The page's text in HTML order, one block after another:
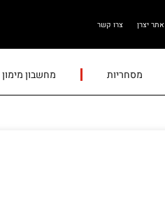
יצרן צרו קשר
מסחריות מחשבון מימון